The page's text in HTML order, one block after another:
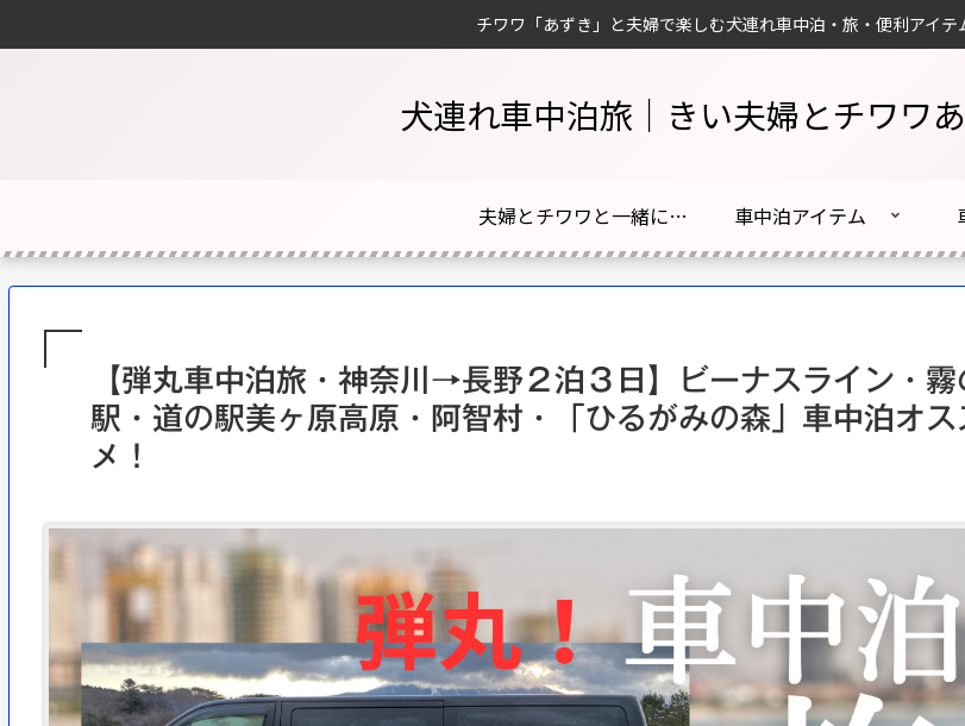
チワワ「あずき」と夫婦で楽しむ犬連れ車中泊・旅・便利アイテ
犬連れ車中泊旅｜きい夫婦とチワワ
夫婦とチワワと一緒に車中泊旅はじめました！ 車中泊アイテム
【弾丸車中泊旅・神奈川→長野２泊３日】ビーナスライン・霧
駅・道の駅美ヶ原高原・阿智村・「ひるがみの森」車中泊オス
メ！